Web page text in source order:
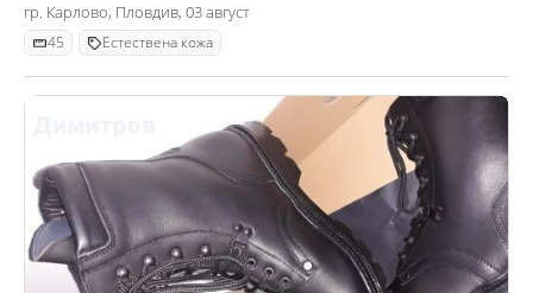
гр. Карлово, Пловдив, 03 август
45 Естествена кожа